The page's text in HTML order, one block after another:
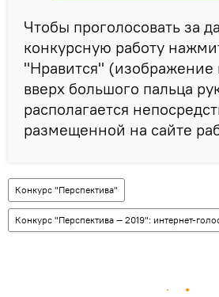
Чтобы проголосовать за
конкурсную работу
"Нравится" (изображение
вверх большого пальца
располагается
размещенной на сайте
Конкурс "Перспектива"
Конкурс "Перспектива — 2019": интернет-